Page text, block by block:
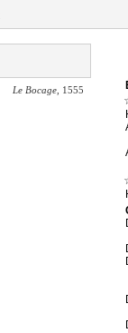
Le Bocage , 1555